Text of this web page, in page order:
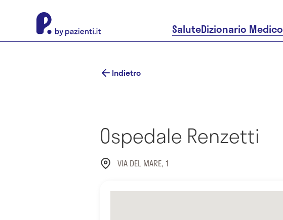
SaluteDizionario Medico
Indietro
Ospedale Renzetti
VIA DEL MARE, 1